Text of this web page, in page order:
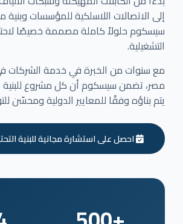
إلى الاتصالات اللاسلكية للمؤسسات وبنية
سيسكوم حلولاً كاملة مصممة خصيصًا
التشغيلية.
مع سنوات من الخبرة في خدمة الشركات
مصر، تضمن سيسكوم أن كل مشروع للبنية
يتم بناؤه وفقًا للمعايير الدولية ومحسّن
احصل على استشارة مجانية للبنية